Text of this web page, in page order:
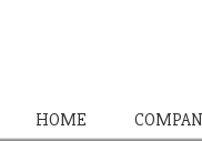
HOME